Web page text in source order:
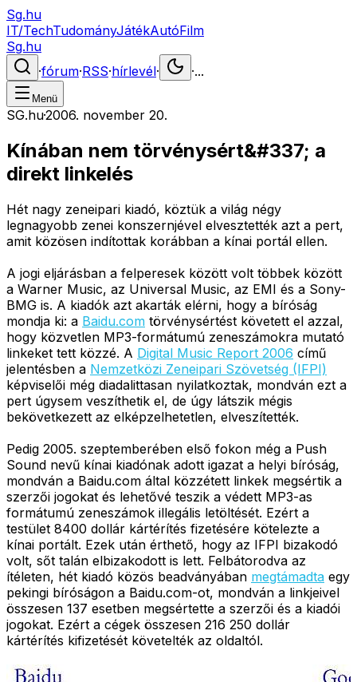
Sg.hu
IT/TechTudományJátékAutóFilm
Sg.hu
·fórum·RSS·hírlevél· ·...
Menü
SG.hu·2006. november 20.
Kínában nem törvénysért&#337; a
direkt linkelés
Hét nagy zeneipari kiadó, köztük a világ négy
legnagyobb zenei konszernjével elvesztették azt a pert,
amit közösen indítottak korábban a kínai portál ellen.
A jogi eljárásban a felperesek között volt többek között
a Warner Music, az Universal Music, az EMI és a Sony-
BMG is. A kiadók azt akarták elérni, hogy a bíróság
mondja ki: a Baidu.com törvénysértést követett el azzal,
hogy közvetlen MP3-formátumú zeneszámokra mutató
linkeket tett közzé. A Digital Music Report 2006 című
jelentésben a Nemzetközi Zeneipari Szövetség (IFPI)
képviselői még diadalittasan nyilatkoztak, mondván ezt a
pert úgysem veszíthetik el, de úgy látszik mégis
bekövetkezett az elképzelhetetlen, elveszítették.
Pedig 2005. szeptemberében első fokon még a Push
Sound nevű kínai kiadónak adott igazat a helyi bíróság,
mondván a Baidu.com által közzétett linkek megsértik a
szerzői jogokat és lehetővé teszik a védett MP3-as
formátumú zeneszámok illegális letöltését. Ezért a
testület 8400 dollár kártérítés fizetésére kötelezte a
kínai portált. Ezek után érthető, hogy az IFPI bizakodó
volt, sőt talán elbizakodott is lett. Felbátorodva az
ítéleten, hét kiadó közös beadványában megtámadta egy
pekingi bíróságon a Baidu.com-ot, mondván a linkjeivel
összesen 137 esetben megsértette a szerzői és a kiadói
jogokat. Ezért a cégek összesen 216 250 dollár
kártérítés kifizetését követelték az oldaltól.